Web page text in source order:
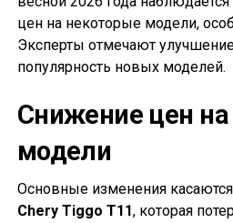
цен на некоторые модели,
Эксперты отмечают
популярность новых моделей.
Снижение цен
модели
Основные изменения
Chery Tiggo T11, которая